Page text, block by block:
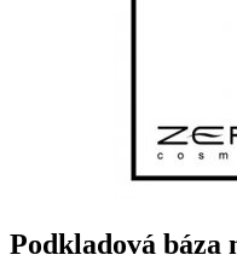
Podkladová báza